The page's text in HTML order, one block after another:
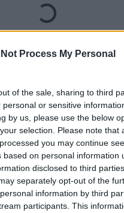
Not Process My Personal
of the sale, sharing to third
personal or sensitive
by us, please use the below
selection. Please note that
you may continue
based on personal information
disclosed to third
separately opt-out of the
information by third
participants. This